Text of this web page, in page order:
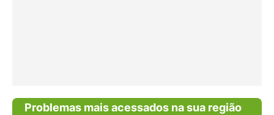
Problemas mais acessados na sua região